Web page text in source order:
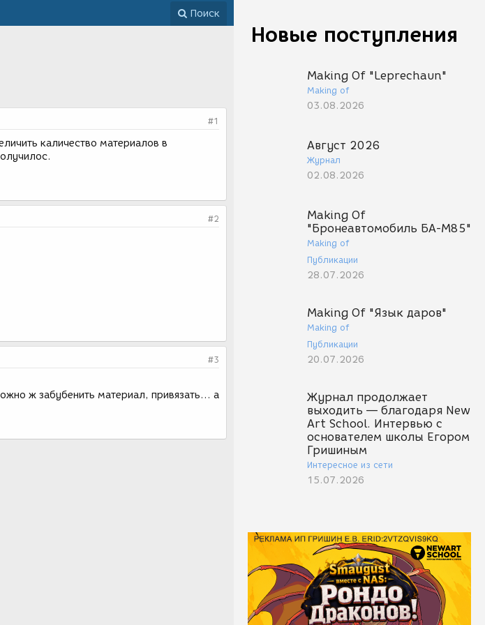
Новые поступления
Making Of "Leprechaun"
Making of
03.08.2026
Август 2026
Журнал
02.08.2026
Making Of
"Бронеавтомобиль БА-М85"
Making of
Публикации
28.07.2026
Making Of "Язык даров"
Making of
Публикации
20.07.2026
Журнал продолжает
выходить — благодаря New
Art School. Интервью с
основателем школы Егором
Гришиным
Интересное из сети
15.07.2026
Поиск
#1
каличество материалов в
#2
#3
ж забубенить материал, привязать... а